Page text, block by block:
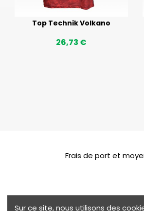
Top Technik Volkano
26,73 €
Frais de port et
Sur ce site, nous utilisons des